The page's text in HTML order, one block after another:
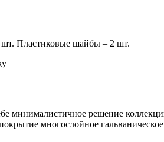
шт. Пластиковые шайбы – 2 шт.
минималистичное решение
многослойное